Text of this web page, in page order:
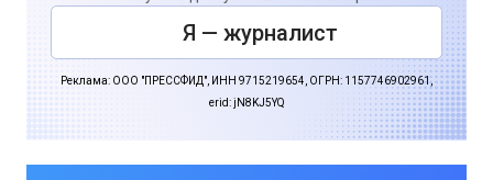
Я — журналист
Реклама: ООО "ПРЕССФИД", ИНН 9715219654, ОГРН: 1157746902961,
erid: jN8KJ5YQ